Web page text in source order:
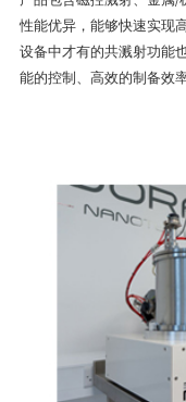
性能优异，能够快速实现
设备中才有的共溅射功能
能的控制、高效的制备效
Tim Booth教授对
在DTU，我们近从
何疑问，他们总是可以立
方面有多年的经验，所以
和优异设计方案让我们印
和Moorfield团队一起工作